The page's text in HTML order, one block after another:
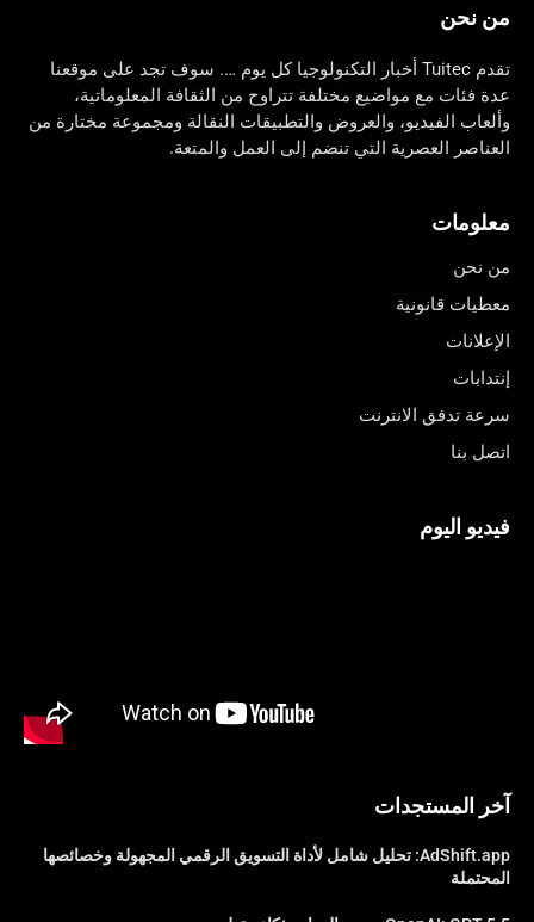
من نحن
تقدم Tuitec أخبار التكنولوجيا كل يوم …. سوف تجد على موقعنا
عدة فئات مع مواضيع مختلفة تتراوح من الثقافة المعلوماتية،
وألعاب الفيديو، والعروض والتطبيقات النقالة ومجموعة مختارة من
العناصر العصرية التي تنضم إلى العمل والمتعة.
معلومات
من نحن
معطيات قانونية
الإعلانات
إنتدابات
سرعة تدفق الانترنت
اتصل بنا
فيديو اليوم
آخر المستجدات
AdShift.app: تحليل شامل لأداة التسويق الرقمي المجهولة وخصائصها
المحتملة